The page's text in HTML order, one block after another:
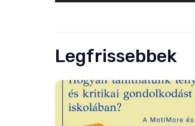
Legfrissebbek